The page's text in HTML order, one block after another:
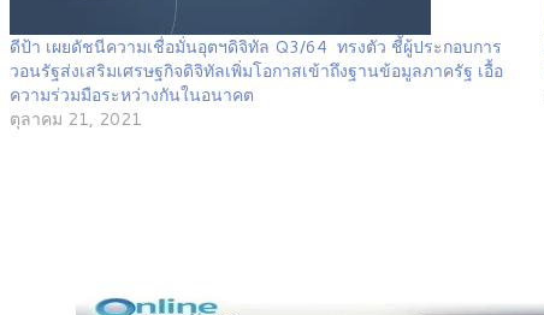
ดีป้า เผยดัชนีความเชื่อมั่นอุตฯดิจิทัล Q3/64 ทรงตัว ชี้ผู้ประกอบการ
วอนรัฐส่งเสริมเศรษฐกิจดิจิทัลเพิ่มโอกาสเข้าถึงฐานข้อมูลภาครัฐ เอื้อ
ความร่วมมือระหว่างกันในอนาคต
ตุลาคม 21, 2021